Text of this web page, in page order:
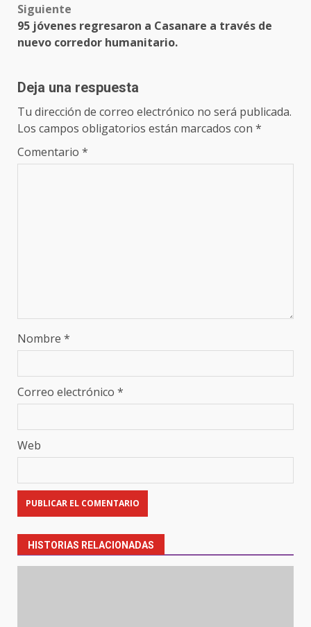
Siguiente
95 jóvenes regresaron a Casanare a través de
nuevo corredor humanitario.
Deja una respuesta
Tu dirección de correo electrónico no será publicada.
Los campos obligatorios están marcados con *
Comentario *
Nombre *
Correo electrónico *
Web
HISTORIAS RELACIONADAS